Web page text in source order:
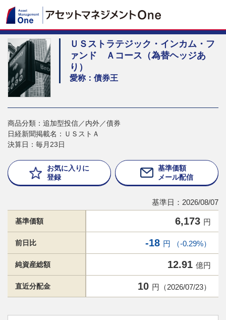
ＵＳストラテジック・インカム・フ
ァンド Ａコース（為替ヘッジあ
り）
愛称：債券王
商品分類：追加型投信／内外／債券
日経新聞掲載名：ＵＳストＡ
決算日：毎月23日
お気に入りに
登録
基準価額
メール配信
基準日：2026/08/07
基準価額 6,173 円
前日比 -18 円 （-0.29%）
純資産総額 12.91 億円
直近分配金 10 円（2026/07/23）